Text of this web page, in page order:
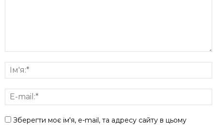
Зберегти моє ім'я, e-mail, та адресу сайту в цьому